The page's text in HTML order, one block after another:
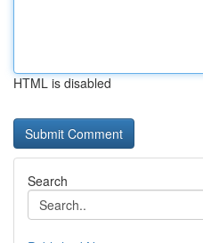
HTML is disabled
Search